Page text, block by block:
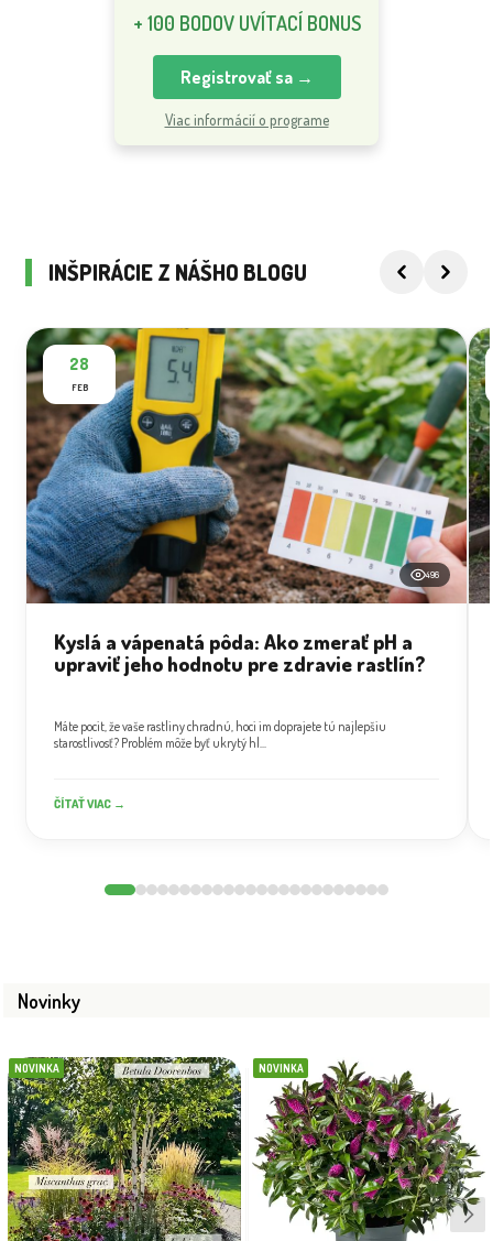
+ 100 BODOV UVÍTACÍ BONUS
Registrovať sa →
Viac informácií o programe
INŠPIRÁCIE Z NÁŠHO BLOGU
28
FEB
496
Kyslá a vápenatá pôda: Ako zmerať pH a
upraviť jeho hodnotu pre zdravie rastlín?
Máte pocit, že vaše rastliny chradnú, hoci im doprajete tú najlepšiu
starostlivosť? Problém môže byť ukrytý hl...
ČÍTAŤ VIAC →
Novinky
NOVINKA NOVINKA